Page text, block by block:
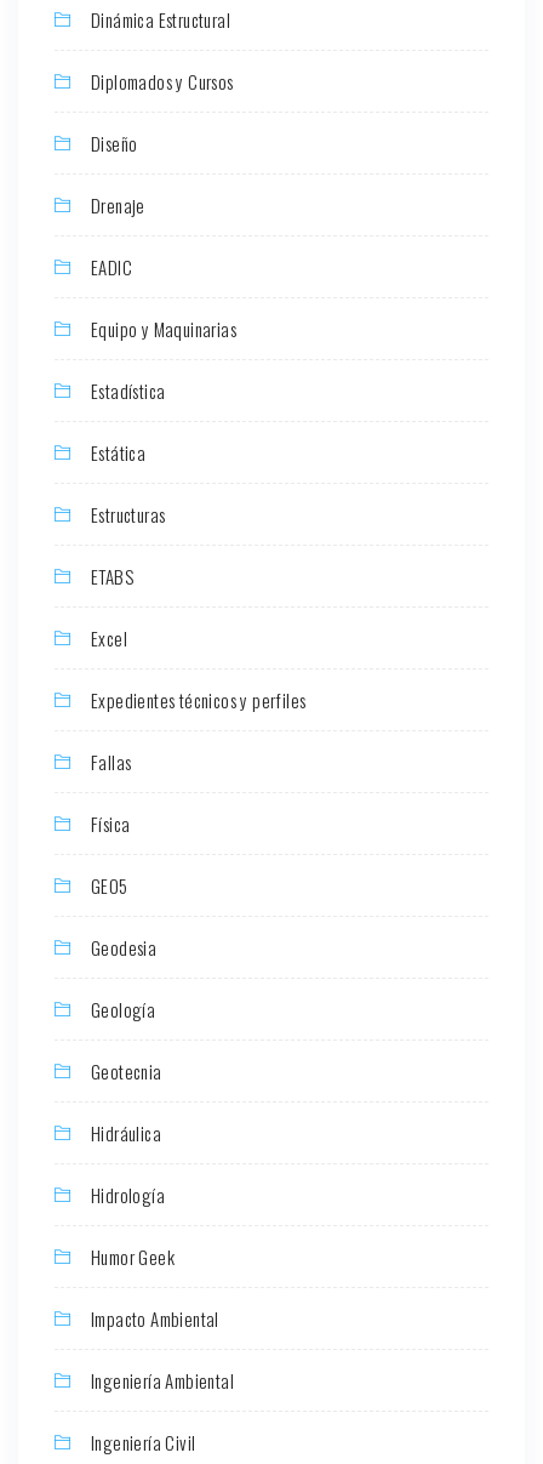
Dinámica Estructural
Diplomados y Cursos
Diseño
Drenaje
EADIC
Equipo y Maquinarias
Estadística
Estática
Estructuras
ETABS
Excel
Expedientes técnicos y perfiles
Fallas
Física
GEO5
Geodesia
Geología
Geotecnia
Hidráulica
Hidrología
Humor Geek
Impacto Ambiental
Ingeniería Ambiental
Ingeniería Civil